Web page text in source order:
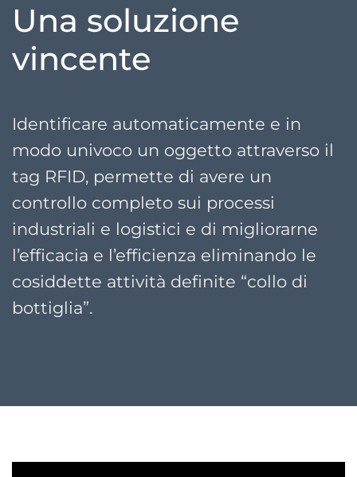
Una soluzione
vincente
Identificare automaticamente e in
modo univoco un oggetto attraverso il
tag RFID, permette di avere un
controllo completo sui processi
industriali e logistici e di migliorarne
l’efficacia e l’efficienza eliminando le
cosiddette attività definite “collo di
bottiglia”.